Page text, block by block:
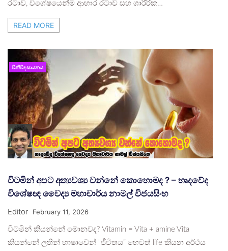
රටාව, විශේෂයෙන්ම ආහාර රටාව සහ ශාරීරික…
READ MORE
විනිවිද සායනය
විටමින් අපට අත්‍යවශ්‍ය වන්නේ කොහොමද ? – හෘදවේද
විශේෂඥ වෛද්‍ය මහාචාර්ය නාමල් විජයසිංහ
Editor February 11, 2026
විටමින් කියන්නේ මොනවද? Vitamin = Vita + amine Vita
කියන්නේ ලතින් භාෂාවෙන් “ජීවිතය” හෙවත් life කියන අර්ථය